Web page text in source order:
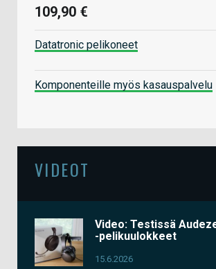
109,90 €
Datatronic pelikoneet
Komponenteille myös kasauspalvelu
VIDEOT
Video: Testissä
-pelikuulokkeet
15.6.2026